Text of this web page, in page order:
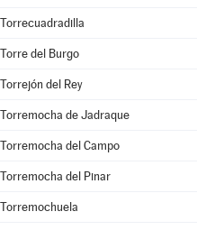
Torrecuadradilla
Torre del Burgo
Torrejón del Rey
Torremocha de Jadraque
Torremocha del Campo
Torremocha del Pinar
Torremochuela